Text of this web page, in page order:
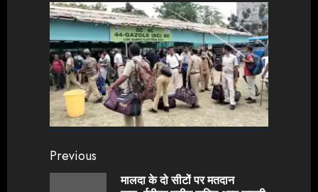
Continue
Reading
Previous
मालदा के दो सीटों पर मतदान